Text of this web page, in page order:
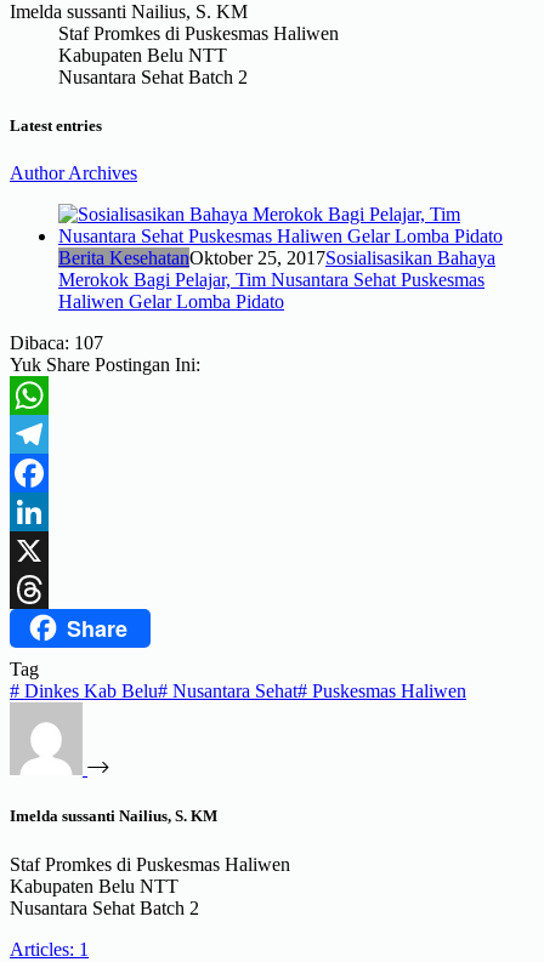
Imelda sussanti Nailius, S. KM
Staf Promkes di Puskesmas Haliwen
Kabupaten Belu NTT
Nusantara Sehat Batch 2
Latest entries
Author Archives
Berita KesehatanOktober 25, 2017Sosialisasikan Bahaya
Merokok Bagi Pelajar, Tim Nusantara Sehat Puskesmas
Haliwen Gelar Lomba Pidato
Dibaca: 107
Yuk Share Postingan Ini:
WhatsApp
Telegram
Facebook
LinkedIn
X
ThreadsShare
Tag
# Dinkes Kab Belu# Nusantara Sehat# Puskesmas Haliwen
Imelda sussanti Nailius, S. KM
Staf Promkes di Puskesmas Haliwen
Kabupaten Belu NTT
Nusantara Sehat Batch 2
Articles: 1